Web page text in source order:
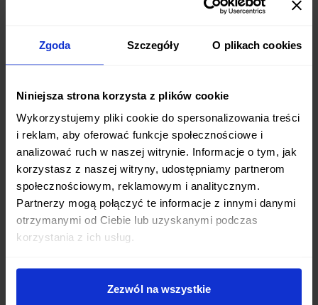
Zgoda Szczegóły O plikach cookies
Niniejsza strona korzysta z plików cookie
Wykorzystujemy pliki cookie do spersonalizowania treści
i reklam, aby oferować funkcje społecznościowe i
analizować ruch w naszej witrynie. Informacje o tym, jak
korzystasz z naszej witryny, udostępniamy partnerom
społecznościowym, reklamowym i analitycznym.
Partnerzy mogą połączyć te informacje z innymi danymi
otrzymanymi od Ciebie lub uzyskanymi podczas
korzystania z ich usług.
Zezwól na wszystkie
dostarczamy codziennie w godzinach porannych,
dzień.
Jakie diety pudełkowe są dostępne w mieście
Olkusz?
W mieście Olkusz oferujemy szeroki wybór diet
pudełkowych: od standardowych programów
dietetycznych po diety z pełnym wyborem menu.
Mamy diety niskokaloryczne, wysokobiałkowe,
wegetariańskie i wiele innych. Każda dieta jest